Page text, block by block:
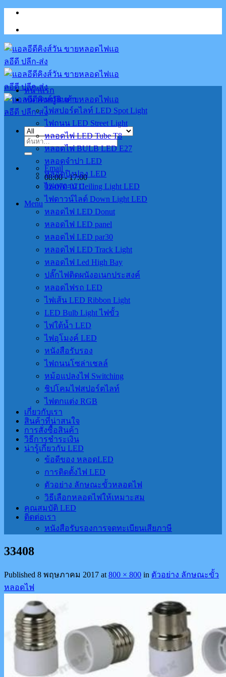
Skip
content
ค้นหา:
Email
08:00 - 17:00
02-070-0711
Menu
หน้าแรก
หมวดหมู่สินค้า
ไฟสปอร์ตไลท์ LED Spot Light
ไฟถนน LED Street Light
หลอดไฟ LED Tube T8
หลอดไฟ BULB LED E27
หลอดจำปา LED
หลอดปิงปอง LED
ไฟเพดาน Ceiling Light LED
ไฟดาวน์ไลต์ Down Light LED
หลอดไฟ LED Donut
หลอดไฟ LED panel
หลอดไฟ LED par30
หลอดไฟ LED Track Light
หลอดไฟ Led High Bay
ปลั๊กไฟติดผนังอเนกประสงค์
หลอดไฟรถ LED
ไฟเส้น LED Ribbon Light
LED Bulb Light ไฟขั้ว
ไฟใต้น้ำ LED
ไฟอุโมงค์ LED
หนังสือรับรอง
ไฟถนนโซล่าเชลล์
หม้อแปลงไฟ Switching
ชิปโคมไฟสปอร์ตไลท์
ไฟตกแต่ง RGB
เกี่ยวกับเรา
สินค้าที่น่าสนใจ
การสั่งซื้อสินค้า
วิธีการชำระเงิน
น่ารู้เกี่ยวกับ LED
ข้อดีของ หลอดLED
การติดตั้งไฟ LED
ตัวอย่าง ลักษณะขั้วหลอดไฟ
วิธีเลือกหลอดไฟให้เหมาะสม
คุณสมบัติ LED
ติดต่อเรา
หนังสือรับรองการจดทะเบียนเสียภาษี
33408
Published 8 พฤษภาคม 2017 at 800 × 800 in ตัวอย่าง ลักษณะขั้ว
หลอดไฟ